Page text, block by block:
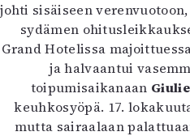
johti sisäiseen
sydämen
Grand Hotelissa
ja halvaantui
toipumisaikanaan
keuhkosyöpä. 17.
mutta sairaalaan